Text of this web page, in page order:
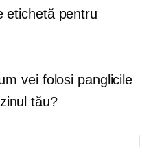
etichetă pentru
vei folosi panglicile
tău?